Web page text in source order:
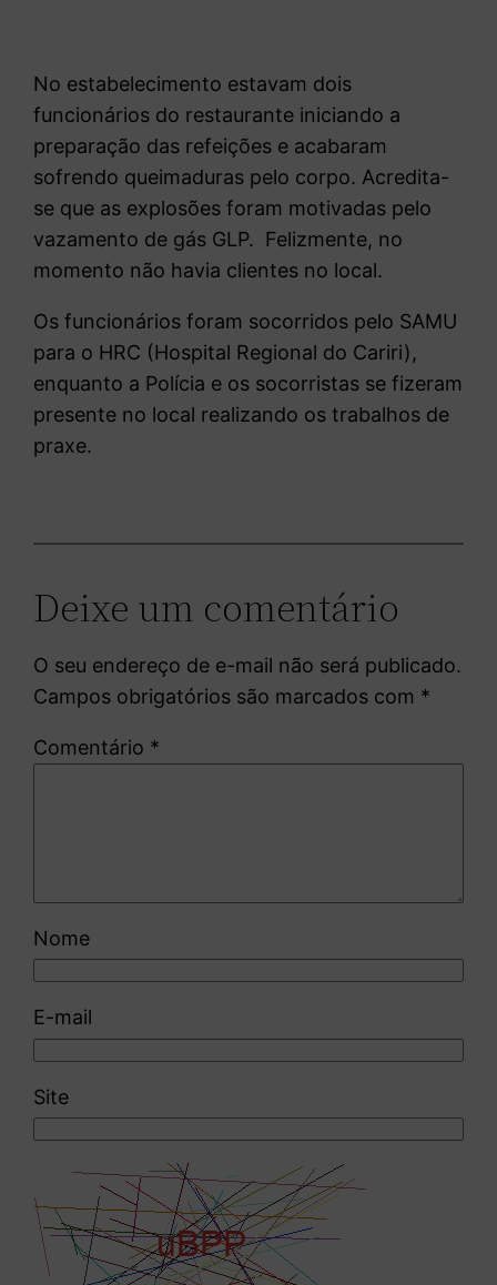
No estabelecimento estavam dois
funcionários do restaurante iniciando a
preparação das refeições e acabaram
sofrendo queimaduras pelo corpo. Acredita-
se que as explosões foram motivadas pelo
vazamento de gás GLP. Felizmente, no
momento não havia clientes no local.
Os funcionários foram socorridos pelo SAMU
para o HRC (Hospital Regional do Cariri),
enquanto a Polícia e os socorristas se fizeram
presente no local realizando os trabalhos de
praxe.
Deixe um comentário
O seu endereço de e-mail não será publicado.
Campos obrigatórios são marcados com *
Comentário *
Nome
E-mail
Site